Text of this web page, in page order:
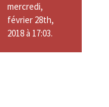
mercredi,
février 28th,
2018 à 17:03.